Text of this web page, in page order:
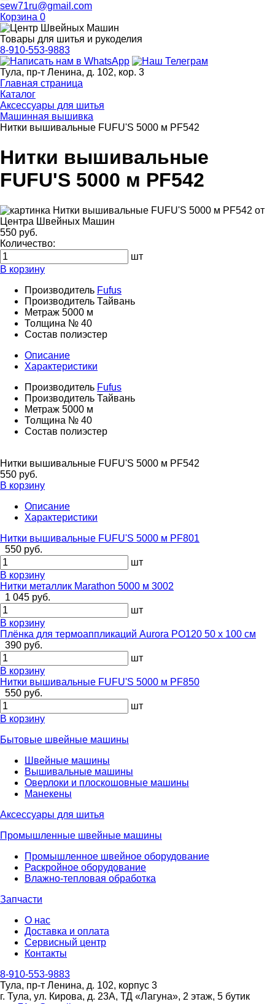
sew71ru@gmail.com
Корзина 0
Товары для шитья и рукоделия
8-910-553-9883
Тула, пр-т Ленина, д. 102, кор. 3
Главная страница
Каталог
Аксессуары для шитья
Машинная вышивка
Нитки вышивальные FUFU'S 5000 м PF542
Нитки вышивальные
FUFU'S 5000 м PF542
550 руб.
Количество:
шт
В корзину
Производитель Fufus
Производитель Тайвань
Метраж 5000 м
Толщина № 40
Состав полиэстер
Описание
Характеристики
Производитель Fufus
Производитель Тайвань
Метраж 5000 м
Толщина № 40
Состав полиэстер
Нитки вышивальные FUFU'S 5000 м PF542
550 руб.
В корзину
Описание
Характеристики
Нитки вышивальные FUFU'S 5000 м PF801
550 руб.
шт
В корзину
Нитки металлик Marathon 5000 м 3002
1 045 руб.
шт
В корзину
Плёнка для термоаппликаций Aurora PO120 50 х 100 см
390 руб.
шт
В корзину
Нитки вышивальные FUFU'S 5000 м PF850
550 руб.
шт
В корзину
Бытовые швейные машины
Швейные машины
Вышивальные машины
Оверлоки и плоскошовные машины
Манекены
Аксессуары для шитья
Промышленные швейные машины
Промышленное швейное оборудование
Раскройное оборудование
Влажно-тепловая обработка
Запчасти
О нас
Доставка и оплата
Сервисный центр
Контакты
8-910-553-9883
Тула, пр-т Ленина, д. 102, корпус 3
г. Тула, ул. Кирова, д. 23А, ТД «Лагуна», 2 этаж, 5 бутик